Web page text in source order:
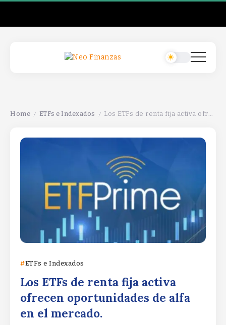
Home / ETFs e Indexados / Los ETFs de renta fija activa ofrecen oportunidades de alfa en el mercado.
ETFs e Indexados
Los ETFs de renta fija activa
ofrecen oportunidades de alfa
en el mercado.